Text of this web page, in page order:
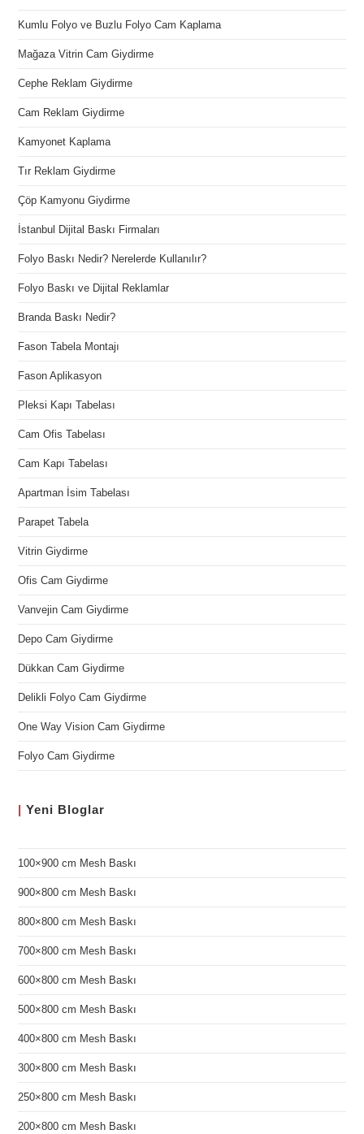
Kumlu Folyo ve Buzlu Folyo Cam Kaplama
Mağaza Vitrin Cam Giydirme
Cephe Reklam Giydirme
Cam Reklam Giydirme
Kamyonet Kaplama
Tır Reklam Giydirme
Çöp Kamyonu Giydirme
İstanbul Dijital Baskı Firmaları
Folyo Baskı Nedir? Nerelerde Kullanılır?
Folyo Baskı ve Dijital Reklamlar
Branda Baskı Nedir?
Fason Tabela Montajı
Fason Aplikasyon
Pleksi Kapı Tabelası
Cam Ofis Tabelası
Cam Kapı Tabelası
Apartman İsim Tabelası
Parapet Tabela
Vitrin Giydirme
Ofis Cam Giydirme
Vanvejin Cam Giydirme
Depo Cam Giydirme
Dükkan Cam Giydirme
Delikli Folyo Cam Giydirme
One Way Vision Cam Giydirme
Folyo Cam Giydirme
| Yeni Bloglar
100×900 cm Mesh Baskı
900×800 cm Mesh Baskı
800×800 cm Mesh Baskı
700×800 cm Mesh Baskı
600×800 cm Mesh Baskı
500×800 cm Mesh Baskı
400×800 cm Mesh Baskı
300×800 cm Mesh Baskı
250×800 cm Mesh Baskı
200×800 cm Mesh Baskı